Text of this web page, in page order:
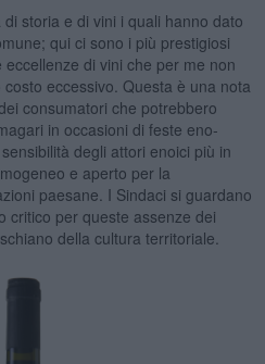
di storia e di vini i quali hanno dato
qui ci sono i più prestigiosi
eccellenze di vini che per me non
eccessivo. Questa è una nota
consumatori che potrebbero
in occasioni di feste eno-
degli attori enoici più in
e aperto per la
paesane. I Sindaci si guardano
critico per queste assenze dei
della cultura territoriale.